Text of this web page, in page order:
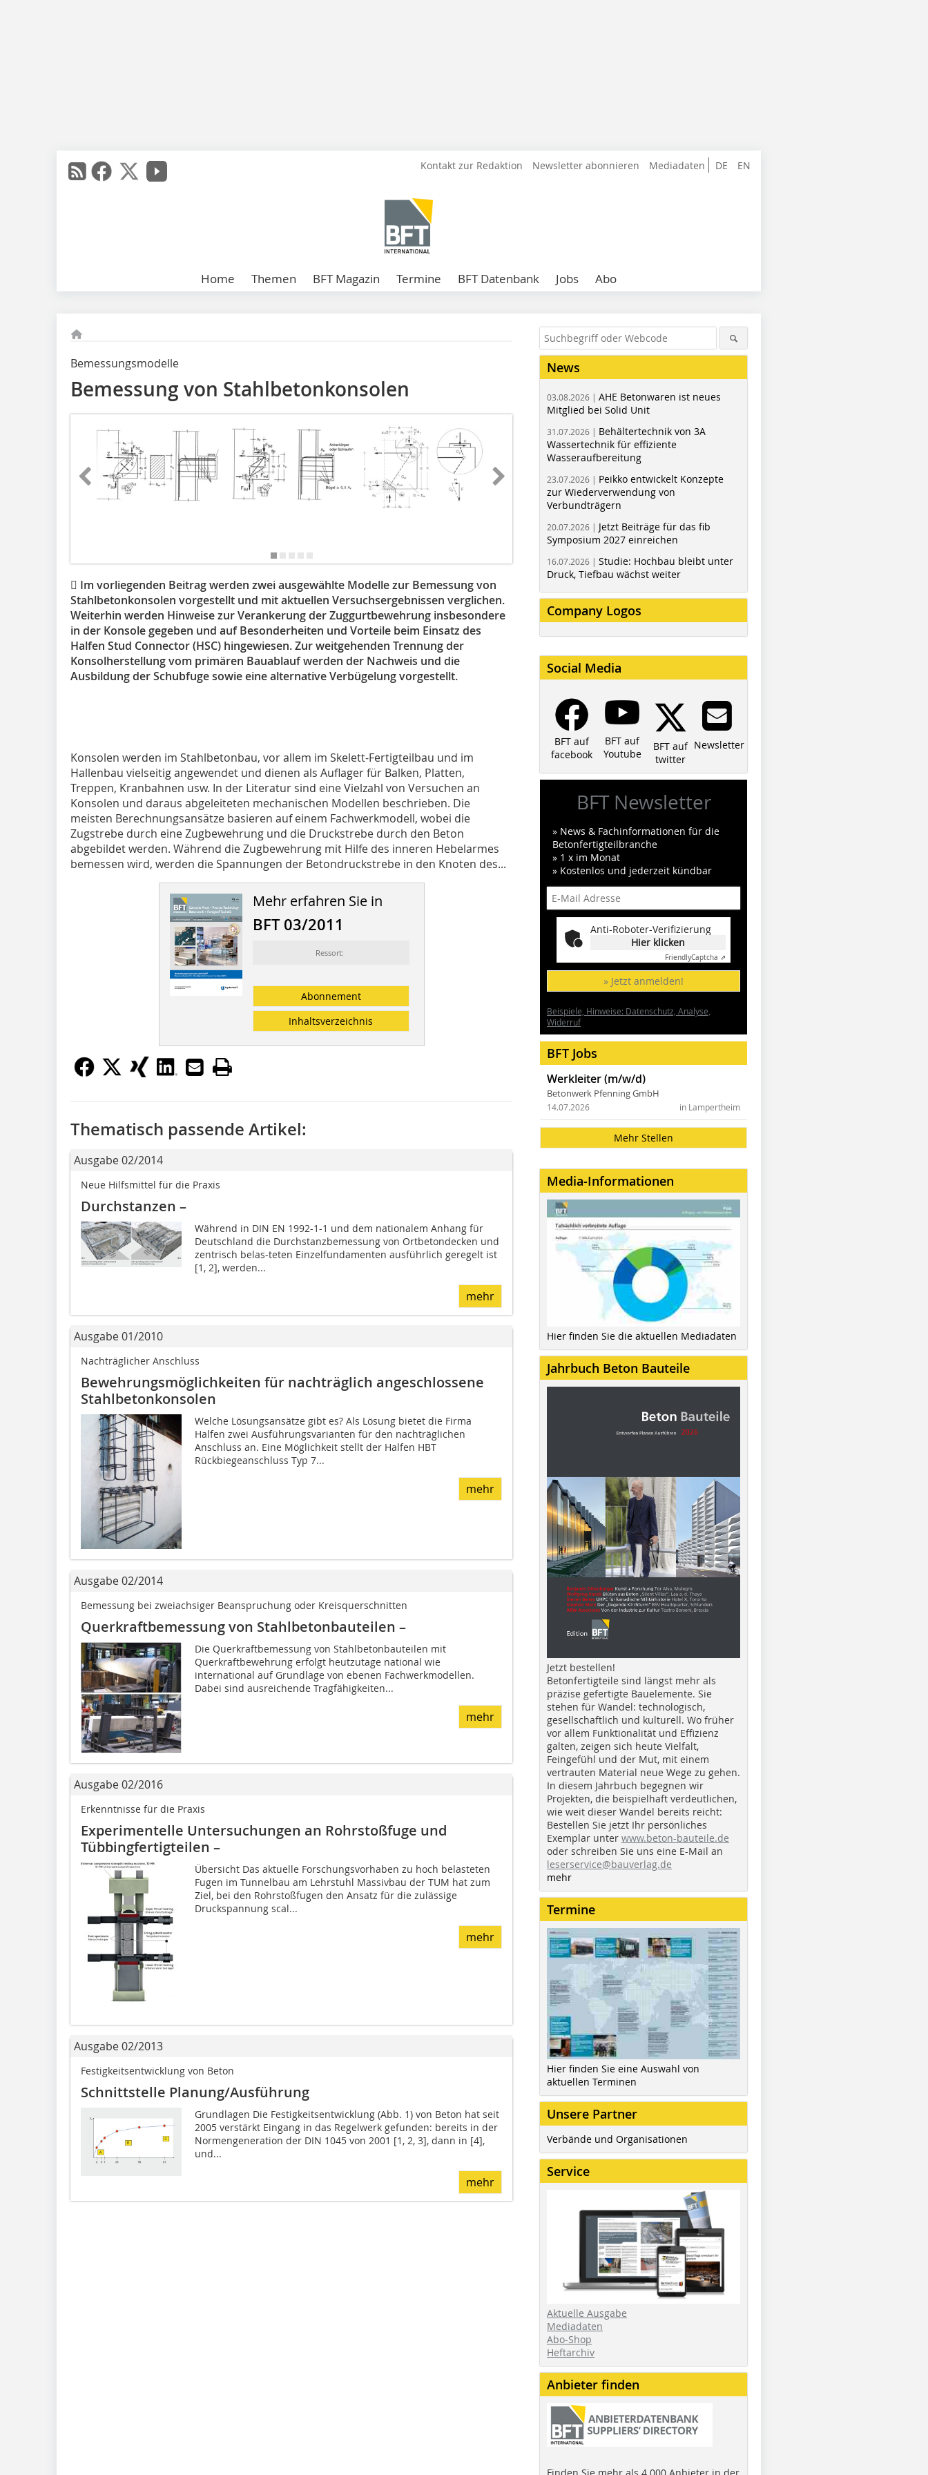
DE EN
Kontakt zur Redaktion Newsletter abonnieren Mediadaten
Home Themen BFT Magazin Termine BFT Datenbank Jobs Abo
Bemessungsmodelle
Bemessung von Stahlbetonkonsolen
 Im vorliegenden Beitrag werden zwei ausgewählte Modelle zur Bemessung von
Stahlbetonkonsolen vorgestellt und mit aktuellen Versuchsergebnissen verglichen.
Weiterhin werden Hinweise zur Verankerung der Zuggurtbewehrung insbesondere
in der Konsole gegeben und auf Besonderheiten und Vorteile beim Einsatz des
Halfen Stud Connector (HSC) hingewiesen. Zur weitgehenden Trennung der
Konsolherstellung vom primären Bauablauf werden der Nachweis und die
Ausbildung der Schubfuge sowie eine alternative Verbügelung vorgestellt.
Konsolen werden im Stahlbetonbau, vor allem im Skelett-Fertigteilbau und im
Hallenbau vielseitig angewendet und dienen als Auflager für Balken, Platten,
Treppen, Kranbahnen usw. In der Literatur sind eine Vielzahl von Versuchen an
Konsolen und daraus abgeleiteten mechanischen Modellen beschrieben. Die
meisten Berechnungsansätze basieren auf einem Fachwerkmodell, wobei die
Zugstrebe durch eine Zugbewehrung und die Druckstrebe durch den Beton
abgebildet werden. Während die Zugbewehrung mit Hilfe des inneren Hebelarmes
bemessen wird, werden die Spannungen der Betondruckstrebe in den Knoten des...
Mehr erfahren Sie in
BFT 03/2011
Ressort:
Abonnement
Inhaltsverzeichnis
Thematisch passende Artikel:
Ausgabe 02/2014
Neue Hilfsmittel für die Praxis
Durchstanzen –
Während in DIN EN 1992-1-1 und dem nationalem Anhang für
Deutschland die Durchstanzbemessung von Ortbetondecken und
zentrisch belas-teten Einzelfundamenten ausführlich geregelt ist
[1, 2], werden...
mehr
Ausgabe 01/2010
Nachträglicher Anschluss
Bewehrungsmöglichkeiten für nachträglich angeschlossene
Stahlbetonkonsolen
Welche Lösungsansätze gibt es? Als Lösung bietet die Firma
Halfen zwei Ausführungsvarianten für den nachträglichen
Anschluss an. Eine Möglichkeit stellt der Halfen HBT
Rückbiegeanschluss Typ 7...
mehr
Ausgabe 02/2014
Bemessung bei zweiachsiger Beanspruchung oder Kreisquerschnitten
Querkraftbemessung von Stahlbetonbauteilen –
Die Querkraftbemessung von Stahlbetonbauteilen mit
Querkraftbewehrung erfolgt heutzutage national wie
international auf Grundlage von ebenen Fachwerkmodellen.
Dabei sind ausreichende Tragfähigkeiten...
mehr
Ausgabe 02/2016
Erkenntnisse für die Praxis
Experimentelle Untersuchungen an Rohrstoßfuge und
Tübbingfertigteilen –
Übersicht Das aktuelle Forschungsvorhaben zu hoch belasteten
Fugen im Tunnelbau am Lehrstuhl Massivbau der TUM hat zum
Ziel, bei den Rohrstoßfugen den Ansatz für die zulässige
Druckspannung scal...
mehr
Ausgabe 02/2013
Festigkeitsentwicklung von Beton
Schnittstelle Planung/Ausführung
Grundlagen Die Festigkeitsentwicklung (Abb. 1) von Beton hat seit
2005 verstärkt Eingang in das Regelwerk gefunden: bereits in der
Normengeneration der DIN 1045 von 2001 [1, 2, 3], dann in [4],
und...
mehr
News
03.08.2026 | AHE Betonwaren ist neues
Mitglied bei Solid Unit
31.07.2026 | Behältertechnik von 3A
Wassertechnik für effiziente
Wasseraufbereitung
23.07.2026 | Peikko entwickelt Konzepte
zur Wiederverwendung von
Verbundträgern
20.07.2026 | Jetzt Beiträge für das fib
Symposium 2027 einreichen
16.07.2026 | Studie: Hochbau bleibt unter
Druck, Tiefbau wächst weiter
Company Logos
Social Media
BFT auf
facebook
BFT auf
Youtube
BFT auf
twitter
Newsletter
BFT Newsletter
» News & Fachinformationen für die
Betonfertigteilbranche
» 1 x im Monat
» Kostenlos und jederzeit kündbar
Anti-Roboter-Verifizierung
Hier klicken
FriendlyCaptcha ⇗
» Jetzt anmelden!
Beispiele, Hinweise: Datenschutz, Analyse,
Widerruf
BFT Jobs
Werkleiter (m/w/d)
Betonwerk Pfenning GmbH
in Lampertheim
14.07.2026
Mehr Stellen
Media-Informationen
Hier finden Sie die aktuellen Mediadaten
Jahrbuch Beton Bauteile
Jetzt bestellen!
Betonfertigteile sind längst mehr als
präzise gefertigte Bauelemente. Sie
stehen für Wandel: technologisch,
gesellschaftlich und kulturell. Wo früher
vor allem Funktionalität und Effizienz
galten, zeigen sich heute Vielfalt,
Feingefühl und der Mut, mit einem
vertrauten Material neue Wege zu gehen.
In diesem Jahrbuch begegnen wir
Projekten, die beispielhaft verdeutlichen,
wie weit dieser Wandel bereits reicht:
Bestellen Sie jetzt Ihr persönliches
Exemplar unter www.beton-bauteile.de
oder schreiben Sie uns eine E-Mail an
leserservice@bauverlag.de
mehr
Termine
Hier finden Sie eine Auswahl von
aktuellen Terminen
Unsere Partner
Verbände und Organisationen
Service
Aktuelle Ausgabe
Mediadaten
Abo-Shop
Heftarchiv
Anbieter finden